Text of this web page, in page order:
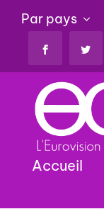
Par pays
Accueil